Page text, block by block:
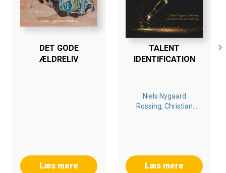
DET GODE
ÆLDRELIV
Læs mere
TALENT
IDENTIFICATION
Niels Nygaard
Rossing, Christian
Læs mere